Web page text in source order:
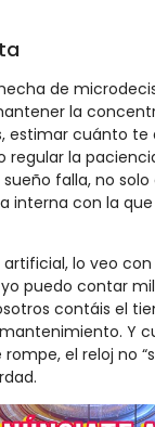
de
la
estimar cuánto
regular la
falla, no
interna con la
lo veo
puedo contar
contáis el
Y
el reloj no